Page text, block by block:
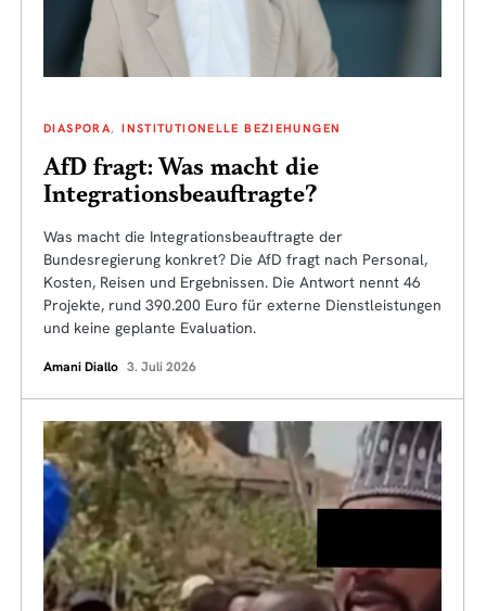
DIASPORA INSTITUTIONELLE BEZIEHUNGEN
AfD fragt: Was macht die
Integrationsbeauftragte?
Was macht die Integrationsbeauftragte der
Bundesregierung konkret? Die AfD fragt nach Personal,
Kosten, Reisen und Ergebnissen. Die Antwort nennt 46
Projekte, rund 390.200 Euro für externe Dienstleistungen
und keine geplante Evaluation.
Amani Diallo 3. Juli 2026